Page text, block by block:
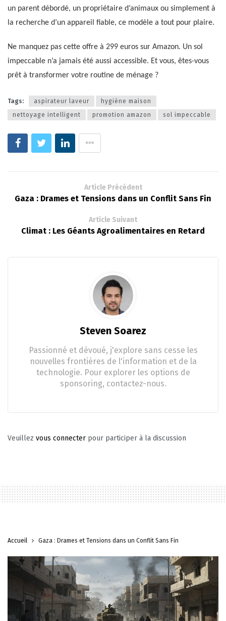
un parent débordé, un propriétaire d’animaux ou simplement à
la recherche d’un appareil fiable, ce modèle a tout pour plaire.
Ne manquez pas cette offre à 299 euros sur Amazon. Un sol
impeccable n’a jamais été aussi accessible. Et vous, êtes-vous
prêt à transformer votre routine de ménage ?
Tags: aspirateur laveur
hygiène maison
nettoyage intelligent
promotion amazon sol impeccable
Article Précédent
Gaza : Drames et Tensions dans un Conflit Sans Fin
Article Suivant
Climat : Les Géants Agroalimentaires en Retard
Steven Soarez
Passionné et dévoué, j'explore sans cesse les
nouvelles frontières de l'information et de la
technologie. Pour explorer les options de
sponsoring, contactez-nous.
Veuillez vous connecter pour participer à la discussion
Accueil Gaza : Drames et Tensions dans un Conflit Sans Fin